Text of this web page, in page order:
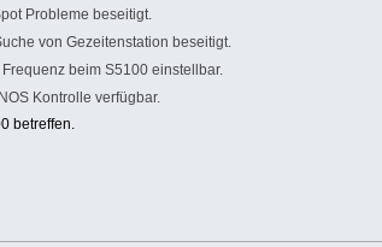
Probleme beseitigt.
von Gezeitenstation beseitigt.
beim S5100 einstellbar.
Kontrolle verfügbar.
betreffen.